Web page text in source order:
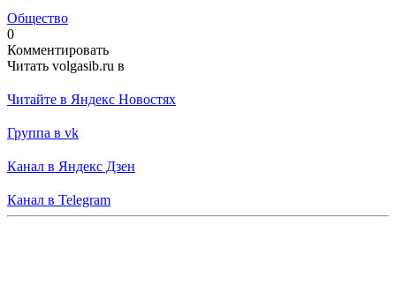
Общество
0
Комментировать
Читать volgasib.ru в
Читайте в Яндекс Новостях
Группа в vk
Канал в Яндекс Дзен
Канал в Telegram